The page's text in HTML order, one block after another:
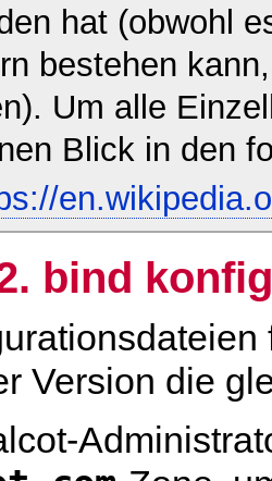
hat (obwohl
bestehen
Um alle
Blick in den
bind
Version die